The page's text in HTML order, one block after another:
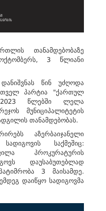
თანამდებობაზე
3 წლიანი
წინ უძღოდა
პარტია "ქართულ
2023 წლებში ლელა
მუნიციპალიტეტის
თანამდებობას.
აზერბაიჯანელი
საქმეშიც:
პროკურატურის
დაუსაბუთებლად
3 მაისამდე.
დაიწყო სადიგოვმა